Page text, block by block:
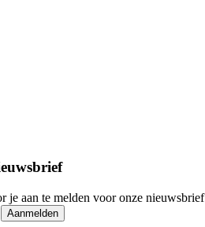
je aan te melden voor onze nieuwsbrief
Aanmelden